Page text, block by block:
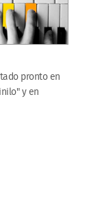
pronto en
y en